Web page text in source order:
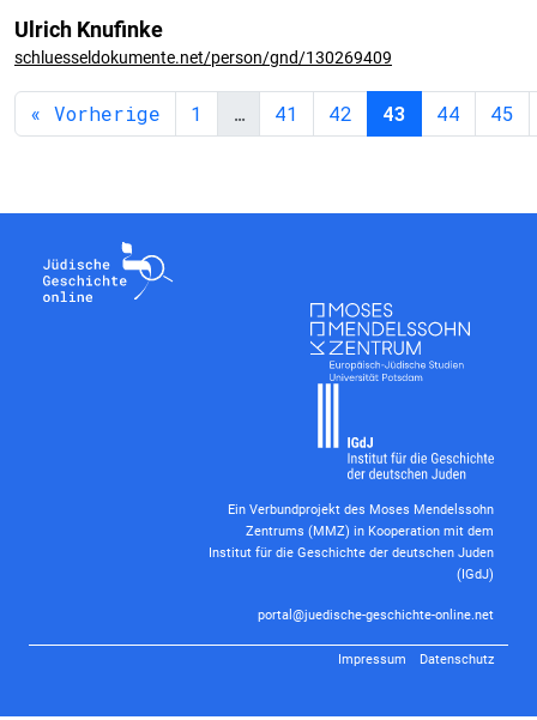
Ulrich Knufinke
schluesseldokumente.net/person/gnd/130269409
« Vorherige 1 … 41 42 43 44 45
Ein Verbundprojekt des Moses Mendelssohn
Zentrums (MMZ) in Kooperation mit dem
Institut für die Geschichte der deutschen Juden
(IGdJ)
portal@juedische-geschichte-online.net
Impressum Datenschutz